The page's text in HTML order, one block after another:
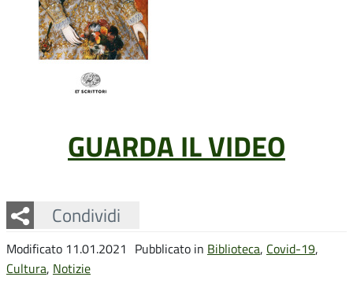
GUARDA IL VIDEO
Condividi
Facebook
Twitter
Whatsapp
Modificato 11.01.2021 Pubblicato in Biblioteca, Covid-19,
Cultura, Notizie